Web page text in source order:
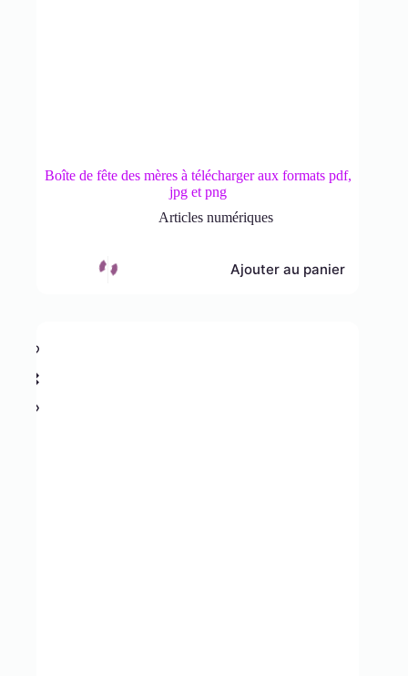
Boîte de fête des mères à télécharger aux formats pdf,
jpg et png
Articles numériques
Ajouter au panier